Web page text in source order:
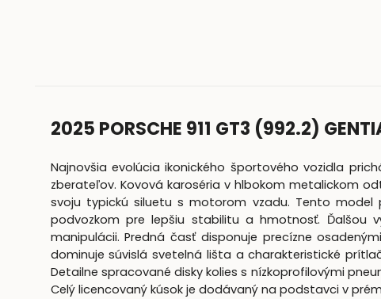
2025 PORSCHE 911 GT3 (992.2)
Najnovšia evolúcia ikonického športového vozidla
zberateľov. Kovová karoséria v hlbokom metalickom
svoju typickú siluetu s motorom vzadu. Tento model
podvozkom pre lepšiu stabilitu a hmotnosť. Ďalšou
manipulácii. Predná časť disponuje precízne
dominuje súvislá svetelná lišta a charakteristické
Detailne spracované disky kolies s nízkoprofilovými
Celý licencovaný kúsok je dodávaný na podstavci v